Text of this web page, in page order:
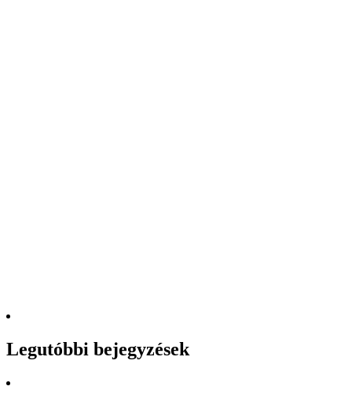
Legutóbbi bejegyzések